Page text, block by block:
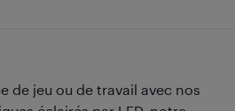
de jeu ou de travail avec nos